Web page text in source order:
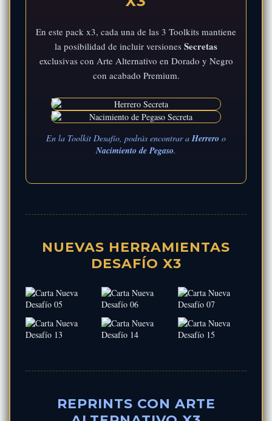
En este pack x3, cada una de las 3 Toolkits mantiene
la posibilidad de incluir versiones Secretas
exclusivas con Arte Alternativo en Dorado y Negro
con acabado Premium.
En la Toolkit Desafío, podrás encontrar aHerrero o
Nacimiento de Pegaso.
NUEVAS HERRAMIENTAS
DESAFÍO X3
REPRINTS CON ARTE